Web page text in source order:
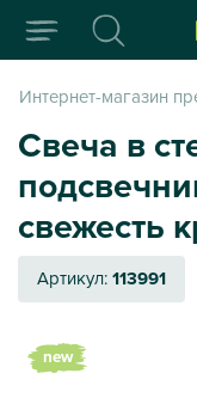
Интернет-магазин
Свеча в
свежесть
Артикул:113991
new